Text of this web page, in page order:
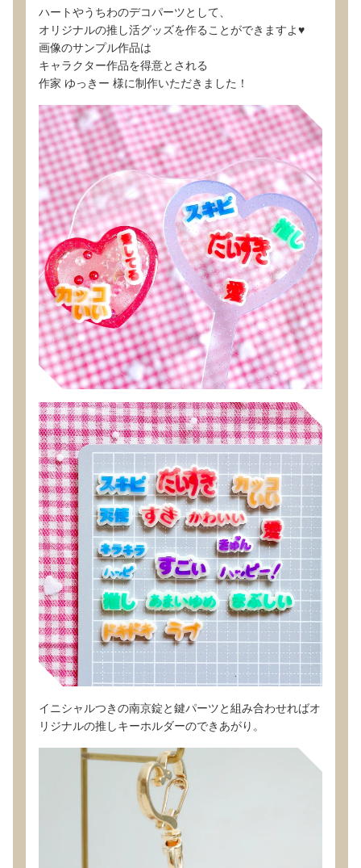
ハートやうちわのデコパーツとして、
オリジナルの推し活グッズを作ることができますよ♥
画像のサンプル作品は
キャラクター作品を得意とされる
作家 ゆっきー 様に制作いただきました！
イニシャルつきの南京錠と鍵パーツと組み合わせればオ
リジナルの推しキーホルダーのできあがり。